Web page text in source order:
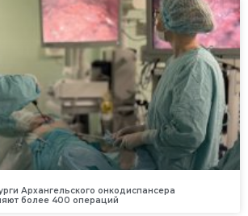
Архангельского онкодиспансера
более 400 операций